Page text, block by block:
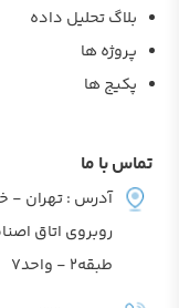
بلاگ تحلیل داده
پروژه ها
پکیج ها
تماس با ما
آدرس : تهران -
طبقه2 - واحد7